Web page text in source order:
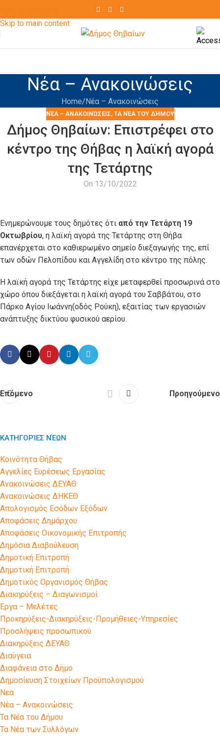
Skip to main content
Νέα – Ανακοινώσεις
Home Νέα – Ανακοινώσεις
ΝΈΑ – ΑΝΑΚΟΙΝΏΣΕΙΣ, ΤΑ ΝΈΑ ΤΟΥ ΔΉΜΟΥ
Δήμος Θηβαίων: Επιστρέφει στο
κέντρο της Θήβας η λαϊκή αγορά
της Τετάρτης
On 13/10/2022
Ενημερώνουμε τους δημότες ότι από την Τετάρτη 19
Οκτωβρίου, η λαϊκή αγορά της Τετάρτης στη Θήβα
επανέρχεται στο καθιερωμένο σημείο διεξαγωγής της, επί
των οδών Πελοπίδου και Αγγελίδη στο κέντρο της πόλης.
Η λαϊκή αγορά της Τετάρτης είχε μεταφερθεί προσωρινά στο
χώρο όπου διεξάγεται η λαϊκή αγορά του Σαββάτου, στο
Πάρκο Αγίου Ιωάννη(οδός Ρούκη), εξαιτίας των εργασιών
ανάπτυξης δικτύου φυσικού αερίου.
Επόμενο Προηγούμενο
ΚΑΤΗΓΟΡΊΕΣ ΝΈΩΝ
Kοινότητα Θήβας
Αγγελίες Ευρέσεως Εργασίας
Ανακοινώσεις ΔΕΥΑΘ
Ανακοινώσεις ΔΗΚΕΘ
Απολογισμός Εσόδων Εξόδων
Αποφάσεις Δημάρχου
Αποφάσεις Οικονομικής Επιτροπής
Δημόσια Διαβούλευση
Δημοτική Επιτροπή
Δημοτική Επιτροπή
Δημοτικός Οργανισμός Θήβας
Διακηρύξεις – Διαγωνισμοί
Έργα – Μελέτες
Προκηρύξεις-Διακηρύξεις-Προμήθειες-Υπηρεσίες
Προσλήψεις προσωπικού
Διακηρύξεις ΔΕΥΑΘ
Διαύγεια
Διαφάνεια στο Δήμο
Δημοσίευση Στοιχείων Προϋπολογισμού
Νεα
Νέα – Ανακοινώσεις
Τα Νέα του Δήμου
Τα Νέα των Συλλόγων